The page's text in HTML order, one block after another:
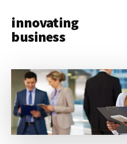
main
content
primary
sidebar
menu
innovating
business
business
&
innovation
portée